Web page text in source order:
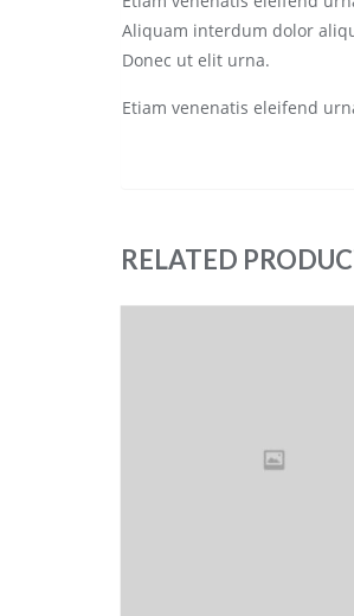
Aliquam interdum dolor
Donec ut elit urna.
Etiam venenatis eleifend
RELATED